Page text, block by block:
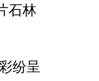
石林
纷呈